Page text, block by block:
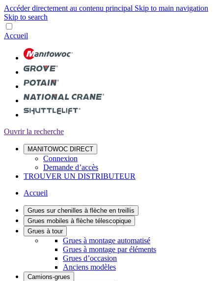
Accéder directement au contenu principal Skip to main navigation
Skip to search
Accueil
Ouvrir la recherche
MANITOWOC DIRECT
Connexion
Demande d’accès
TROUVER UN DISTRIBUTEUR
Accueil
Grues sur chenilles à flèche en treillis
Grues mobiles à flèche télescopique
Grues à tour
Grues à montage automatisé
Grues à montage par éléments
Grues d’occasion
Anciens modèles
Camions-grues